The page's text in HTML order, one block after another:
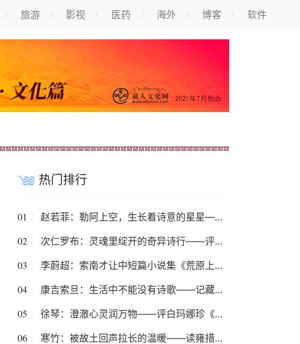
旅游 影视 医药 海外 博客 软件
热门排行
01 赵若菲：勒阿上空，生长着诗意的星星——读诗集《我要写的勒阿越来越少了》
02 次仁罗布：灵魂里绽开的奇异诗行——评沙冒智化诗集《掉在碗里的月亮说》
03 李蔚超：索南才让中短篇小说集《荒原上》——荒原上的捕猎
04 康吉索旦：生活中不能没有诗歌——记藏族著名诗人伍金多吉及其诗歌创作
05 徐琴：澄澈心灵润万物——评白玛娜珍《高原上的小星星》
06 寒竹：被故土回声拉长的温暖——读雍措散文集《风过凹村》